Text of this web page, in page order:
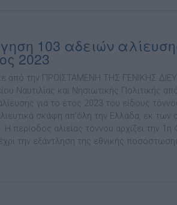
103 αδειών
2023
από την ΠΡΟΪΣΤΑΜΕΝΗ ΤΗΣ ΓΕΝΙΚΗΣ
Ναυτιλίας και Νησιωτικής Πολιτικής
για το έτος 2023 του είδους
σκάφη απ’όλη την Ελλάδα, εκ των
Η περίοδος αλιείας τόννου αρχίζει την
την εξάντληση της εθνικής